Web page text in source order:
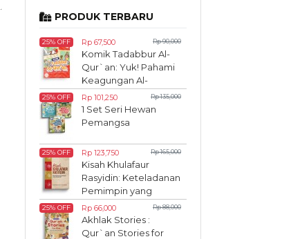
PRODUK TERBARU
25% OFF Rp 67,500 Rp 90,000
Komik Tadabbur Al-
Qur`an: Yuk! Pahami
Keagungan Al-
Qur`an Sedari Kecil
25% OFF Rp 101,250 Rp 135,000
1 Set Seri Hewan
Pemangsa
25% OFF Rp 123,750 Rp 165,000
Kisah Khulafaur
Rasyidin: Keteladanan
Pemimpin yang
Inspiratif
25% OFF Rp 66,000 Rp 88,000
Akhlak Stories :
Qur`an Stories for